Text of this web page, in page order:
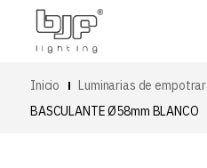
Inicio Luminarias de empotrar
BASCULANTE Ø58mm BLANCO